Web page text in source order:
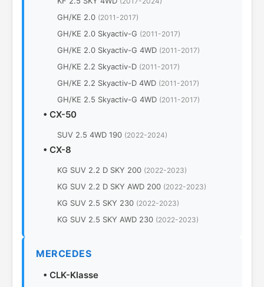
GH/KE 2.0 (2011-2017)
GH/KE 2.0 Skyactiv-G (2011-2017)
GH/KE 2.0 Skyactiv-G 4WD (2011-2017)
GH/KE 2.2 Skyactiv-D (2011-2017)
GH/KE 2.2 Skyactiv-D 4WD (2011-2017)
GH/KE 2.5 Skyactiv-G 4WD (2011-2017)
• CX-50
SUV 2.5 4WD 190 (2022-2024)
• CX-8
KG SUV 2.2 D SKY 200 (2022-2023)
KG SUV 2.2 D SKY AWD 200 (2022-2023)
KG SUV 2.5 SKY 230 (2022-2023)
KG SUV 2.5 SKY AWD 230 (2022-2023)
MERCEDES
• CLK-Klasse